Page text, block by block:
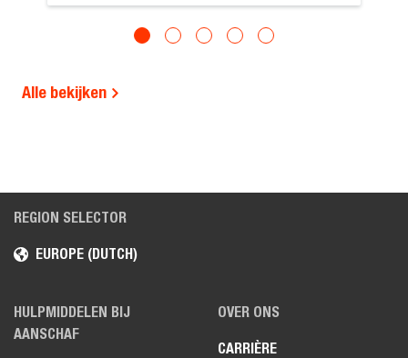
Alle bekijken
REGION SELECTOR
EUROPE (DUTCH)
HULPMIDDELEN BIJ
AANSCHAF
OVER ONS
CARRIÈRE